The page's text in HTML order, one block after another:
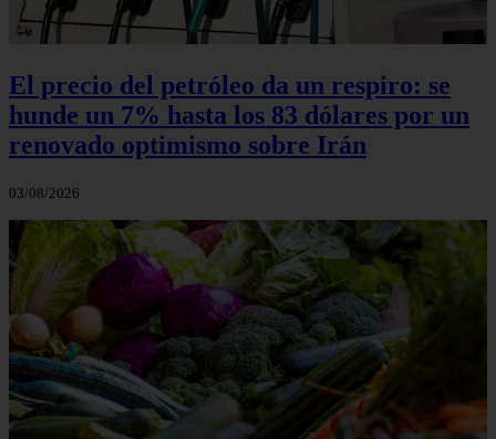
El precio del petróleo da un respiro: se
hunde un 7% hasta los 83 dólares por un
renovado optimismo sobre Irán
03/08/2026